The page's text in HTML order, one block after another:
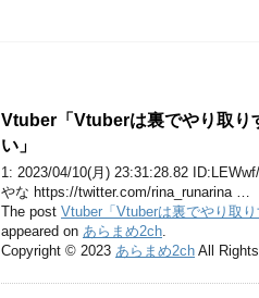
Vtuber「Vtuberは裏でやり取り
い」
1: 2023/04/10(月) 23:31:28.82
やな https://twitter.com/rina_runarina …
The post Vtuber「Vtuberは裏でやり取
appeared on あらまめ2ch.
Copyright © 2023 あらまめ2ch All